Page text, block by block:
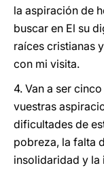
la aspiración de
buscar en El su
raíces cristianas
con mi visita.
4. Van a ser
vuestras
dificultades de
pobreza, la falta
insolidaridad y la